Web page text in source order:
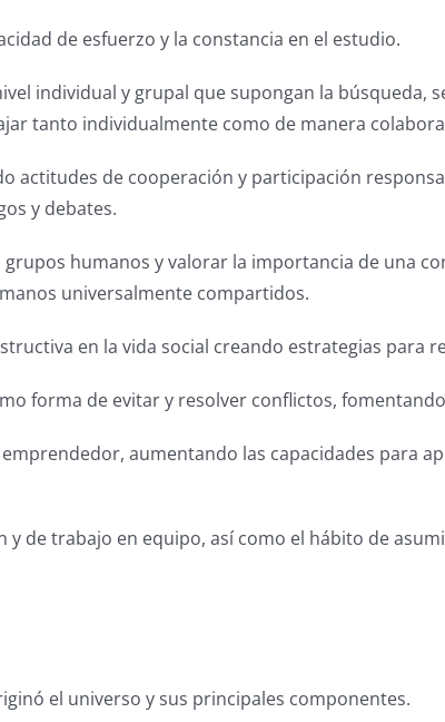
de esfuerzo y la constancia en el estudio.
individual y grupal que supongan la búsqueda,
tanto individualmente como de manera
actitudes de cooperación y participación
y debates.
humanos y valorar la importancia de una
universalmente compartidos.
en la vida social creando estrategias para
forma de evitar y resolver conflictos,
aumentando las capacidades para
de trabajo en equipo, así como el hábito de
el universo y sus principales componentes.